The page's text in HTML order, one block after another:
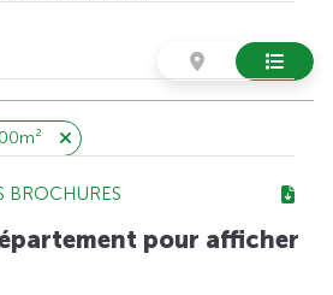
BROCHURES
pour afficher